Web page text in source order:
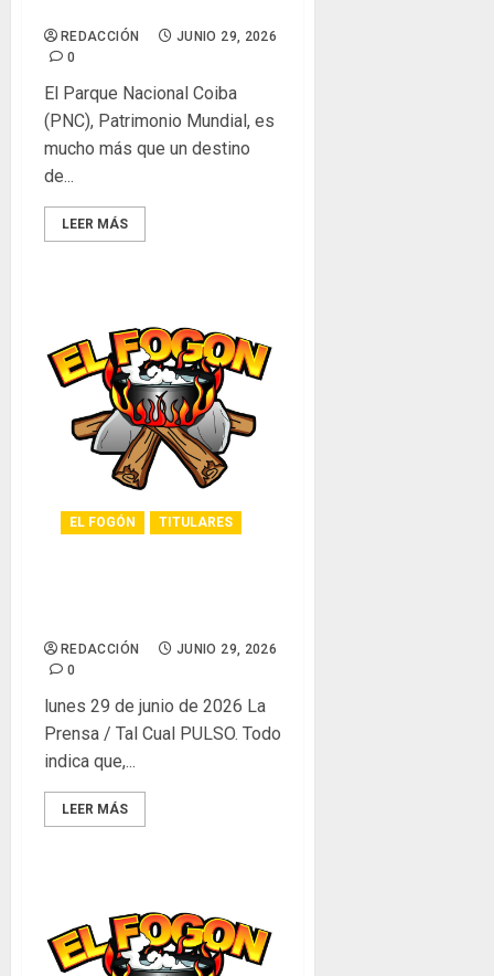
REDACCIÓN
JUNIO 29, 2026
0
El Parque Nacional Coiba
(PNC), Patrimonio Mundial, es
mucho más que un destino
de...
LEER MÁS
EL FOGÓN TITULARES
REDACCIÓN
JUNIO 29, 2026
0
lunes 29 de junio de 2026 La
Prensa / Tal Cual PULSO. Todo
indica que,...
LEER MÁS